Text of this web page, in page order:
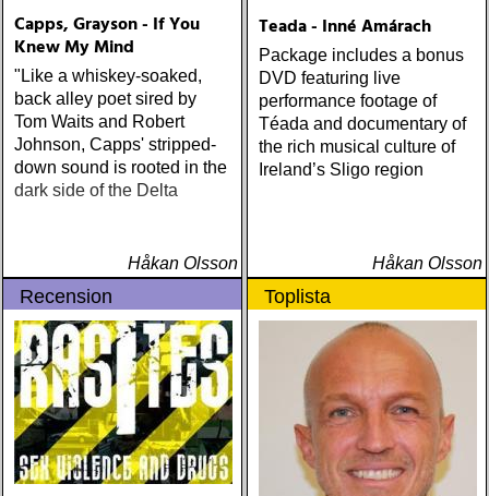
Capps, Grayson - If You
Knew My Mind
"Like a whiskey-soaked,
back alley poet sired by
Tom Waits and Robert
Johnson, Capps' stripped-
down sound is rooted in the
dark side of the Delta
Håkan Olsson
Teada - Inné Amárach
Package includes a bonus
DVD featuring live
performance footage of
Téada and documentary of
the rich musical culture of
Ireland’s Sligo region
Håkan Olsson
Recension Toplista